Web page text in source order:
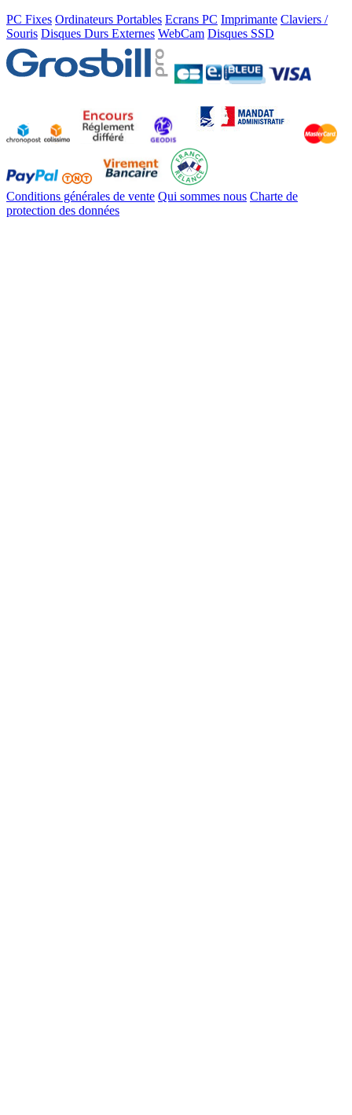
PC Fixes Ordinateurs Portables Ecrans PC Imprimante Claviers /
Souris Disques Durs Externes WebCam Disques SSD
Conditions générales de vente Qui sommes nous Charte de
protection des données